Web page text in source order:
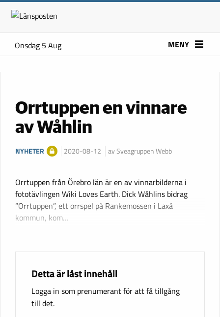
Onsdag 5 Aug MENY
Orrtuppen en vinnare
av Wåhlin
NYHETER 2020-08-12 av Sveagruppen Webb
Orrtuppen från Örebro län är en av vinnarbilderna i
fototävlingen Wiki Loves Earth. Dick Wåhlins bidrag
“Orrtuppen”, ett orrspel på Rankemossen i Laxå
kommun, kom…
Detta är låst innehåll
Logga in som prenumerant för att få tillgång
till det.